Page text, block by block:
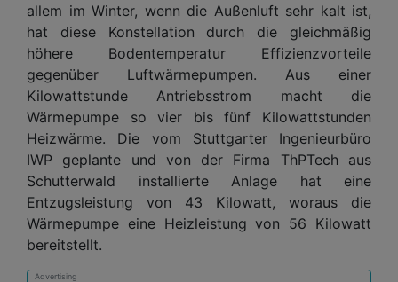
allem im Winter, wenn die Außenluft sehr kalt ist,
hat diese Konstellation durch die gleichmäßig
höhere Bodentemperatur Effizienzvorteile
gegenüber Luftwärmepumpen. Aus einer
Kilowattstunde Antriebsstrom macht die
Wärmepumpe so vier bis fünf Kilowattstunden
Heizwärme. Die vom Stuttgarter Ingenieurbüro
IWP geplante und von der Firma ThPTech aus
Schutterwald installierte Anlage hat eine
Entzugsleistung von 43 Kilowatt, woraus die
Wärmepumpe eine Heizleistung von 56 Kilowatt
bereitstellt.
Advertising